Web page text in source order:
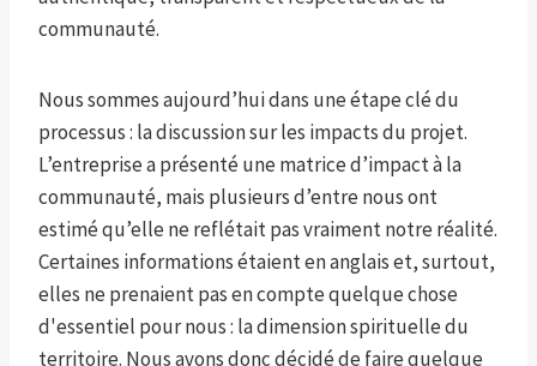
communauté.
Nous sommes aujourd’hui dans une étape clé du
processus : la discussion sur les impacts du projet.
L’entreprise a présenté une matrice d’impact à la
communauté, mais plusieurs d’entre nous ont
estimé qu’elle ne reflétait pas vraiment notre réalité.
Certaines informations étaient en anglais et, surtout,
elles ne prenaient pas en compte quelque chose
d'essentiel pour nous : la dimension spirituelle du
territoire. Nous avons donc décidé de faire quelque